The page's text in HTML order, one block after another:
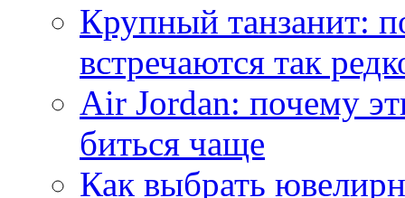
Крупный танзанит:
встречаются так
Air Jordan: почему
биться чаще
Как выбрать